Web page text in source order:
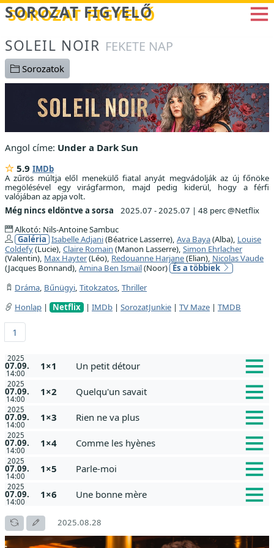
Betöltés...
SOROZAT FIGYELŐ
SOLEIL NOIR FEKETE NAP
Sorozatok
Angol címe: Under a Dark Sun
5.9 IMDb
A zűrös múltja elől menekülő fiatal anyát megvádolják az új főnöke
megölésével egy virágfarmon, majd pedig kiderül, hogy a férfi
valójában az apja volt.
Még nincs eldöntve a sorsa
2025.07 - 2025.07 | 48 perc @Netflix
Alkotó: Nils-Antoine Sambuc
Galéria Isabelle Adjani(Béatrice Lasserre), Ava Baya(Alba), Louise
Coldefy(Lucie), Claire Romain (Manon Lasserre), Simon Ehrlacher
(Valentin), Max Hayter(Léo), Redouanne Harjane(Elian), Nicolas Vaude
(Jacques Bonnand), Amina Ben Ismaïl(Noor) És a többiek
Dráma, Bűnügyi, Titokzatos, Thriller
Honlap | Netflix | IMDb | SorozatJunkie | TV Maze | TMDB
1
2025
07.09.
14:00
1×1 Un petit détour
2025
07.09.
14:00
1×2 Quelqu'un savait
2025
07.09.
14:00
1×3 Rien ne va plus
2025
07.09.
14:00
1×4 Comme les hyènes
2025
07.09.
14:00
1×5 Parle-moi
2025
07.09.
14:00
1×6 Une bonne mère
2025.08.28